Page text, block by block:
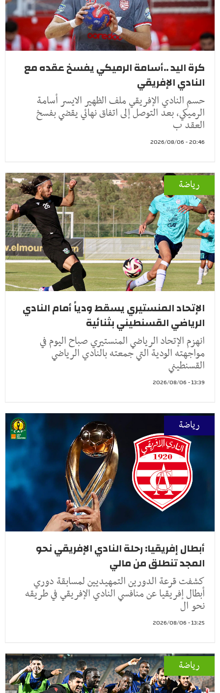
كرة اليد ..أسامة الرميكي يفسخ عقده مع
النادي الإفريقي
حسم النادي الإفريقي ملف الظهير الايسر أسامة
الرميكي، بعد التوصل إلى اتفاق نهائي يقضي بفسخ
العقد ب
20:46 - 2026/08/06
رياضة
الإتحاد المنستيري يسقط ودياً أمام النادي
الرياضي القسنطيني بثنائية
انهزم الإتحاد الرياضي المنستيري صباح اليوم في
مواجهته الودية التي جمعته بالنادي الرياضي
القسنطيني
13:39 - 2026/08/06
رياضة
أبطال إفريقيا: رحلة النادي الإفريقي نحو
المجد تنطلق من مالي
كشفت قرعة الدورين التمهيديين لمسابقة دوري
أبطال إفريقيا عن منافسي النادي الإفريقي في طريقه
نحو ال
13:25 - 2026/08/06
رياضة